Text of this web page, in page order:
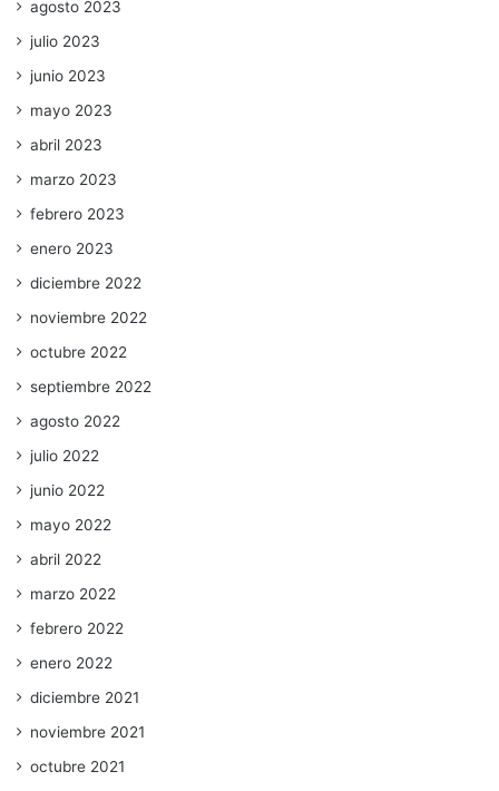
agosto 2023
julio 2023
junio 2023
mayo 2023
abril 2023
marzo 2023
febrero 2023
enero 2023
diciembre 2022
noviembre 2022
octubre 2022
septiembre 2022
agosto 2022
julio 2022
junio 2022
mayo 2022
abril 2022
marzo 2022
febrero 2022
enero 2022
diciembre 2021
noviembre 2021
octubre 2021